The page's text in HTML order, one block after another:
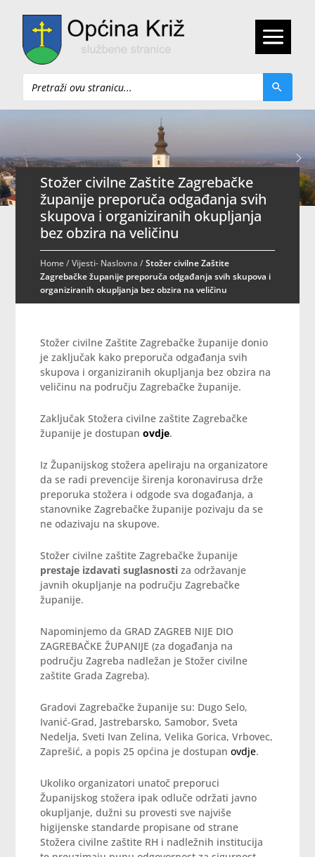
Pretraži
Stožer civilne Zaštite Zagrebačke
županije preporuča odgađanja svih
skupova i organiziranih okupljanja
bez obzira na veličinu
Home/Vijesti- Naslovna /Stožer civilne Zaštite
Zagrebačke županije preporuča odgađanja svih skupova i
organiziranih okupljanja bez obzira na veličinu
Stožer civilne Zaštite Zagrebačke županije donio
je zaključak kako preporuča odgađanja svih
skupova i organiziranih okupljanja bez obzira na
veličinu na području Zagrebačke županije.
Zaključak Stožera civilne zaštite Zagrebačke
županije je dostupanovdje.
Iz Županijskog stožera apeliraju na organizatore
da se radi prevencije širenja koronavirusa drže
preporuka stožera i odgode sva događanja, a
stanovnike Zagrebačke županije pozivaju da se
ne odazivaju na skupove.
Stožer civilne zaštite Zagrebačke županije
prestaje izdavati suglasnosti za održavanje
javnih okupljanje na području Zagrebačke
županije.
Napominjemo da GRAD ZAGREB NIJE DIO
ZAGREBAČKE ŽUPANIJE (za događanja na
području Zagreba nadležan je Stožer civilne
zaštite Grada Zagreba).
Gradovi Zagrebačke županije su: Dugo Selo,
Ivanić-Grad, Jastrebarsko, Samobor, Sveta
Nedelja, Sveti Ivan Zelina, Velika Gorica, Vrbovec,
Zaprešić, a popis 25 općina je dostupanovdje.
Ukoliko organizatori unatoč preporuci
Županijskog stožera ipak odluče održati javno
okupljanje, dužni su provesti sve najviše
higijenske standarde propisane od strane
Stožera civilne zaštite RH i nadležnih institucija